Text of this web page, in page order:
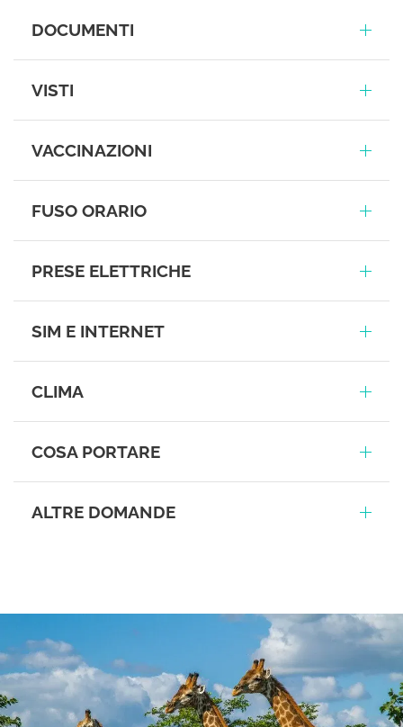
DOCUMENTI
VISTI
VACCINAZIONI
FUSO ORARIO
PRESE ELETTRICHE
SIM E INTERNET
CLIMA
COSA PORTARE
ALTRE DOMANDE